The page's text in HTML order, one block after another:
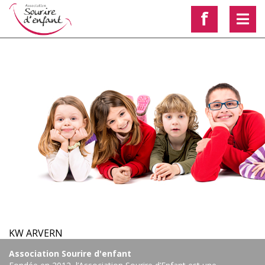
f
KW ARVERN
Association Sourire d'enfant